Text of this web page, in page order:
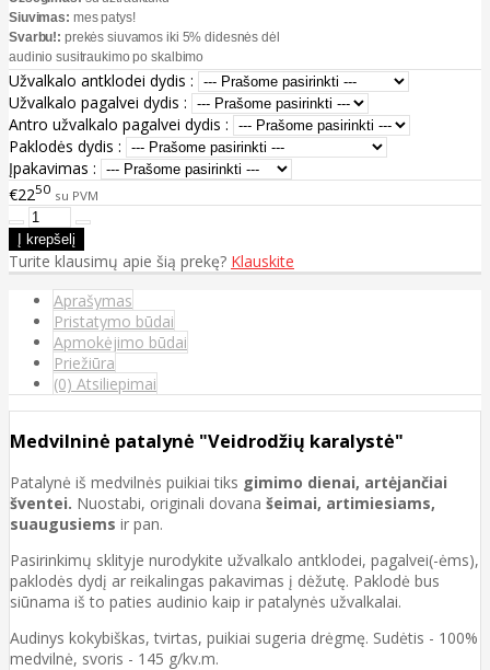
Siuvimas: mes patys!
Svarbu!: prekės siuvamos iki 5% didesnės dėl
audinio susitraukimo po skalbimo
Užvalkalo antklodei dydis :
Užvalkalo pagalvei dydis :
Antro užvalkalo pagalvei dydis :
Paklodės dydis :
Įpakavimas :
€2250 su PVM
Turite klausimų apie šią prekę? Klauskite
Aprašymas
Pristatymo būdai
Apmokėjimo būdai
Priežiūra
(0) Atsiliepimai
Medvilninė patalynė "Veidrodžių karalystė"
Patalynė iš medvilnės puikiai tiks gimimo dienai, artėjančiai
šventei. Nuostabi, originali dovana šeimai, artimiesiams,
suaugusiems ir pan.
Pasirinkimų sklityje nurodykite užvalkalo antklodei, pagalvei(-ėms),
paklodės dydį ar reikalingas pakavimas į dėžutę. Paklodė bus
siūnama iš to paties audinio kaip ir patalynės užvalkalai.
Audinys kokybiškas, tvirtas, puikiai sugeria drėgmę. Sudėtis - 100%
medvilnė, svoris - 145 g/kv.m.